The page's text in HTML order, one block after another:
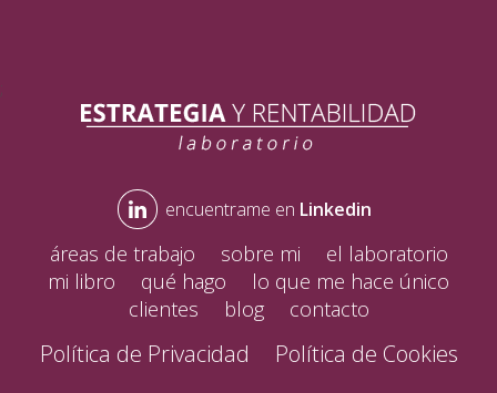
;
encuentrame en Linkedin
áreas de trabajo sobre mi
el laboratorio
mi libro
qué hago
lo que me hace único
clientes
blog contacto
Política de Privacidad Política de Cookies